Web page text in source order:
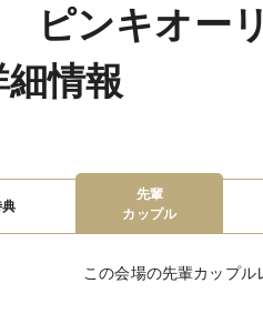
ピンキオー
情報
先輩
カップル
この会場の先輩カップル